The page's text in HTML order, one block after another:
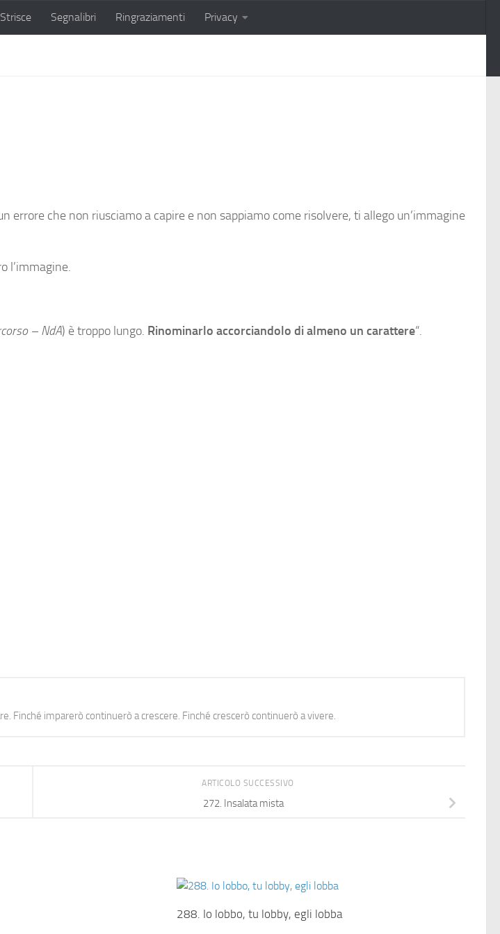
Strisce Segnalibri Ringraziamenti Privacy
errore che non riusciamo a capire e non sappiamo come risolvere, ti allego un’immagine
l’immagine.
– NdA) è troppo lungo. Rinominarlo accorciandolo di almeno un carattere“.
Finché imparerò continuerò a crescere. Finché crescerò continuerò a vivere.
ARTICOLO SUCCESSIVO
272. Insalata mista
288. Io lobbo, tu lobby, egli lobba